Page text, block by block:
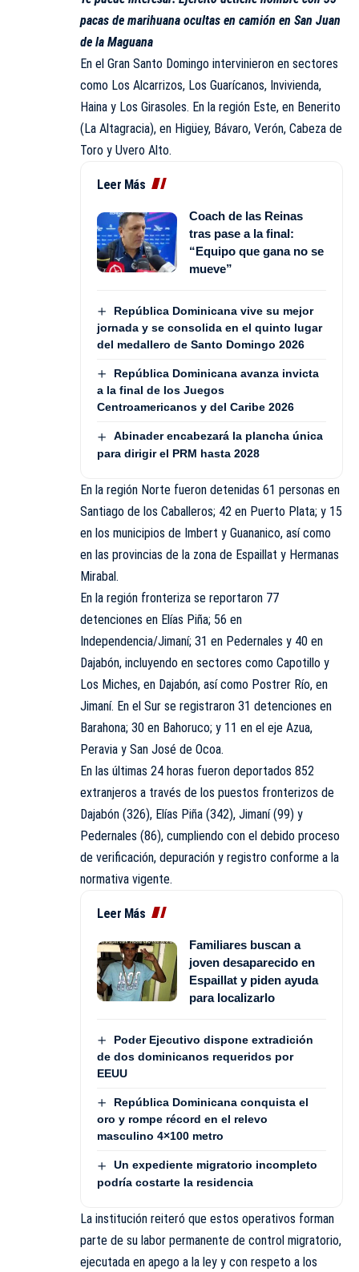
pacas de marihuana ocultas en camión en San Juan
de la Maguana
En el Gran Santo Domingo intervinieron en sectores
como Los Alcarrizos, Los Guarícanos, Invivienda,
Haina y Los Girasoles. En la región Este, en Benerito
(La Altagracia), en Higüey, Bávaro, Verón, Cabeza de
Toro y Uvero Alto.
Leer Más
Coach de las Reinas
tras pase a la final:
“Equipo que gana no se
mueve”
República Dominicana vive su mejor
jornada y se consolida en el quinto lugar
del medallero de Santo Domingo 2026
República Dominicana avanza invicta
a la final de los Juegos
Centroamericanos y del Caribe 2026
Abinader encabezará la plancha única
para dirigir el PRM hasta 2028
En la región Norte fueron detenidas 61 personas en
Santiago de los Caballeros; 42 en Puerto Plata; y 15
en los municipios de Imbert y Guananico, así como
en las provincias de la zona de Espaillat y Hermanas
Mirabal.
En la región fronteriza se reportaron 77
detenciones en Elías Piña; 56 en
Independencia/Jimaní; 31 en Pedernales y 40 en
Dajabón, incluyendo en sectores como Capotillo y
Los Miches, en Dajabón, así como Postrer Río, en
Jimaní. En el Sur se registraron 31 detenciones en
Barahona; 30 en Bahoruco; y 11 en el eje Azua,
Peravia y San José de Ocoa.
En las últimas 24 horas fueron deportados 852
extranjeros a través de los puestos fronterizos de
Dajabón (326), Elías Piña (342), Jimaní (99) y
Pedernales (86), cumpliendo con el debido proceso
de verificación, depuración y registro conforme a la
normativa vigente.
Leer Más
Familiares buscan a
joven desaparecido en
Espaillat y piden ayuda
para localizarlo
Poder Ejecutivo dispone extradición
de dos dominicanos requeridos por
EEUU
República Dominicana conquista el
oro y rompe récord en el relevo
masculino 4×100 metro
Un expediente migratorio incompleto
podría costarte la residencia
La institución reiteró que estos operativos forman
parte de su labor permanente de control migratorio,
ejecutada en apego a la ley y con respeto a los